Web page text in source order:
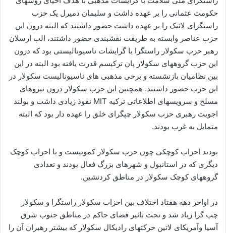
حکومت عثمانی را بر عهده داشت و سلیمان دمیرل یک حزب
راستگرای لائیک را بر عهده داشت حضور داشتند که البته درون این
حزب عناصر وابسته به طریقت نقشبندی حضور داشتند، الب ارسلان
رهبر حزب سکولار راستگرا با گرایشات ناسیونالیستی بود که درون
این حزب گروههای سکولار پان ترکیسم قدرت یافته بود البته در این
بین نظامیان بازنشسته و برخی مذهبی های ناسیونالیست سکولار در
این حزب حضور داشتند. همچنین این حزب سکولار درون نیروهای
مسلح و سرویسهای اطلاعاتی ترکیه MIT نفوذ زیادی داشت و بولند
اجویت رهبری حزب سکولار چپگرای خلق را عهده دار بود که البته
متمایل به غرب بودند.
بودند احزاب کوچکی چون حزب سکولار کمونیست و یا احزاب کوچک
دیگری که در استانبول و شهرهای بزرگ فعال بودند و تعدادی
گروههای کوچک سکولار در مناطق کردنشین.
در اواخر دهه هفتاد اختلاف بین احزاب سکولار راستگرا و سکولار
چپ گرا زیاد شد و تحت تاثیر فضای حاکم در مناطق جنوب شرق
آسیا وآمریکای لاتین حرکتهای رادیکال سکولار که بیشتر رهبران آن را